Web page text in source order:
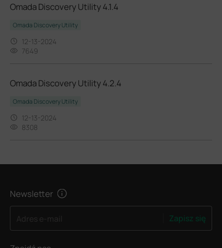
Omada Discovery Utility 4.1.4
Omada Discovery Utility
12-13-2024
7649
Omada Discovery Utility 4.2.4
Omada Discovery Utility
12-13-2024
8308
Newsletter
Zapisz się